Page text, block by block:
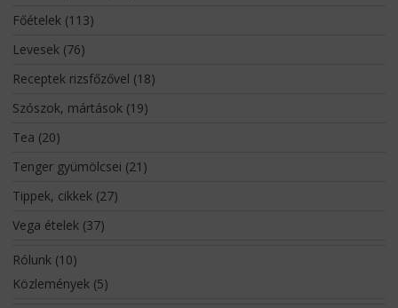
Főételek(113)
Levesek(76)
Receptek rizsfőzővel (18)
Szószok, mártások(19)
Tea (20)
Tenger gyümölcsei (21)
Tippek, cikkek(27)
Vega ételek(37)
Rólunk(10)
Közlemények(5)